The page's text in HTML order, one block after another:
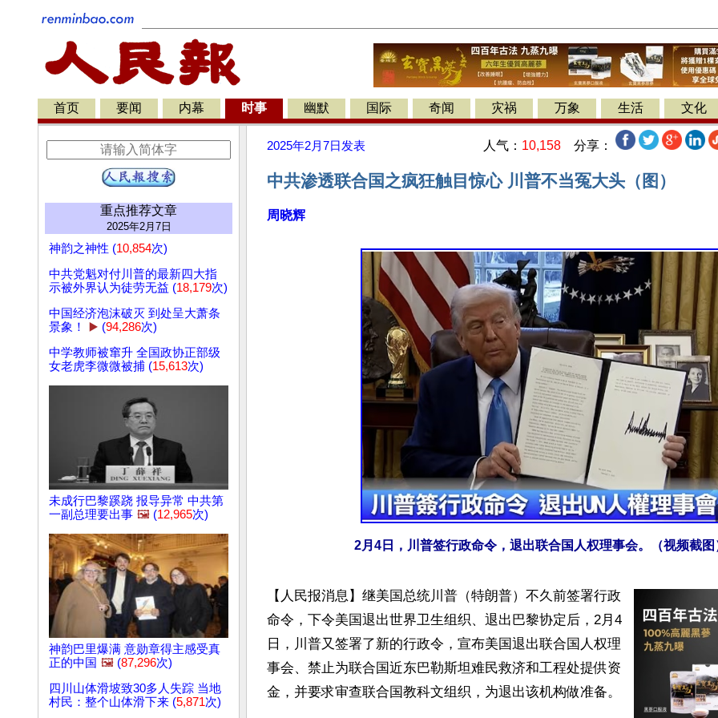
首页 要闻 内幕 时事 幽默 国际 奇闻 灾祸 万象 生活 文化
重点推荐文章
2025年2月7日
神韵之神性 (10,854次)
中共党魁对付川普的最新四大指
示被外界认为徒劳无益 (18,179次)
中国经济泡沫破灭 到处呈大萧条
景象！
▶️ (94,286次)
中学教师被窜升 全国政协正部级
女老虎李微微被捕 (15,613次)
未成行巴黎蹊跷 报导异常 中共第
一副总理要出事 🖼️ (12,965次)
神韵巴里爆满 意勋章得主感受真
正的中国 🖼️ (87,296次)
四川山体滑坡致30多人失踪 当地
村民：整个山体滑下来 (5,871次)
2025年2月7日 发表 人气： 10,158 分享：
中共渗透联合国之疯狂触目惊心 川普不当冤大头（图）
周晓辉
2月4日，川普签行政命令，退出联合国人权理事会。（视频截图
【人民报消息】继美国总统川普（特朗普）不久前签署行政
命令，下令美国退出世界卫生组织、退出巴黎协定后，2月4
日，川普又签署了新的行政令，宣布美国退出联合国人权理
事会、禁止为联合国近东巴勒斯坦难民救济和工程处提供资
金，并要求审查联合国教科文组织，为退出该机构做准备。